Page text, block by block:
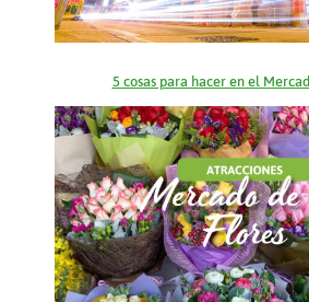
5 cosas para hacer en el